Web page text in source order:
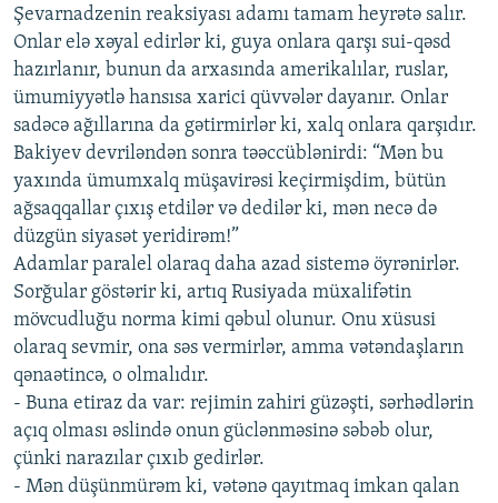
Şevarnadzenin reaksiyası adamı tamam heyrətə salır.
Onlar elə xəyal edirlər ki, guya onlara qarşı sui-qəsd
hazırlanır, bunun da arxasında amerikalılar, ruslar,
ümumiyyətlə hansısa xarici qüvvələr dayanır. Onlar
sadəcə ağıllarına da gətirmirlər ki, xalq onlara qarşıdır.
Bakiyev devriləndən sonra təəccüblənirdi: “Mən bu
yaxında ümumxalq müşavirəsi keçirmişdim, bütün
ağsaqqallar çıxış etdilər və dedilər ki, mən necə də
düzgün siyasət yeridirəm!”
Adamlar paralel olaraq daha azad sistemə öyrənirlər.
Sorğular göstərir ki, artıq Rusiyada müxalifətin
mövcudluğu norma kimi qəbul olunur. Onu xüsusi
olaraq sevmir, ona səs vermirlər, amma vətəndaşların
qənaətincə, o olmalıdır.
- Buna etiraz da var: rejimin zahiri güzəşti, sərhədlərin
açıq olması əslində onun güclənməsinə səbəb olur,
çünki narazılar çıxıb gedirlər.
- Mən düşünmürəm ki, vətənə qayıtmaq imkan qalan